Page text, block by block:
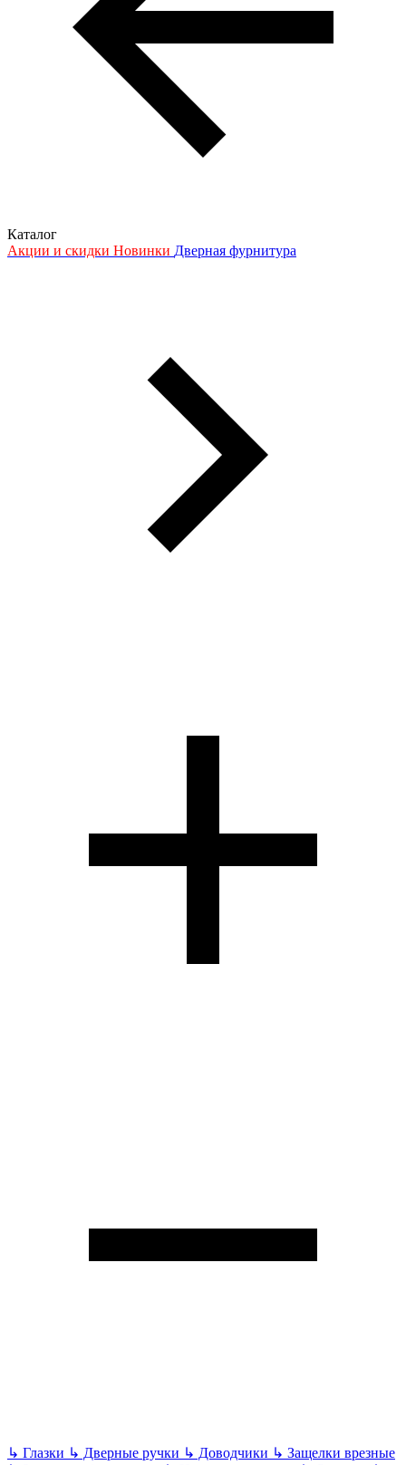
Каталог
Акции и скидки Новинки Дверная фурнитура
↳ Глазки ↳ Дверные ручки ↳ Доводчики ↳ Защелки врезные